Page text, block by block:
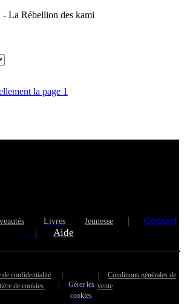
- La Rébellion des kami
la page 1
Livres Jeunesse |
Contact
|
Aide
de confidentialité
|
de cookies
|
Gérer les
cookies
| Conditions générales de
vente